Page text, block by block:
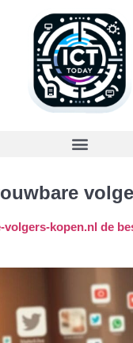
volgers-kopen.nl de